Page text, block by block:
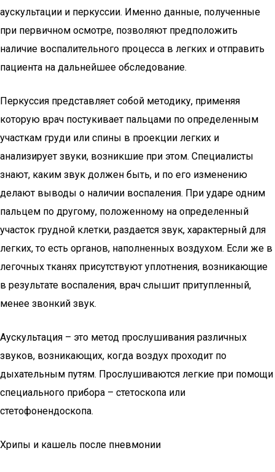
аускультации и перкуссии. Именно данные, полученные
при первичном осмотре, позволяют предположить
наличие воспалительного процесса в легких и отправить
пациента на дальнейшее обследование.
Перкуссия представляет собой методику, применяя
которую врач постукивает пальцами по определенным
участкам груди или спины в проекции легких и
анализирует звуки, возникшие при этом. Специалисты
знают, каким звук должен быть, и по его изменению
делают выводы о наличии воспаления. При ударе одним
пальцем по другому, положенному на определенный
участок грудной клетки, раздается звук, характерный для
легких, то есть органов, наполненных воздухом. Если же в
легочных тканях присутствуют уплотнения, возникающие
в результате воспаления, врач слышит притупленный,
менее звонкий звук.
Аускультация – это метод прослушивания различных
звуков, возникающих, когда воздух проходит по
дыхательным путям. Прослушиваются легкие при помощи
специального прибора – стетоскопа или
стетофонендоскопа.
Хрипы и кашель после пневмонии